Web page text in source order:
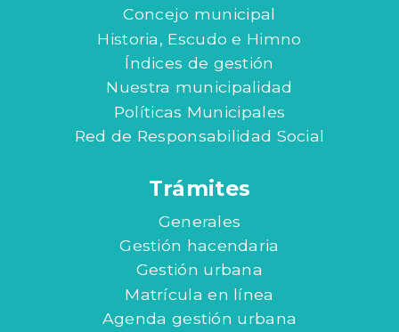
Concejo municipal
Historia, Escudo e Himno
Índices de gestión
Nuestra municipalidad
Políticas Municipales
Red de Responsabilidad Social
Trámites
Generales
Gestión hacendaria
Gestión urbana
Matrícula en línea
Agenda gestión urbana